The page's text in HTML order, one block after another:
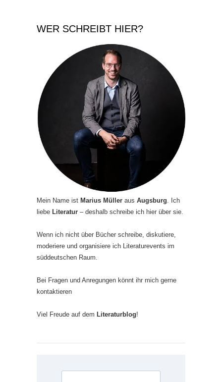
WER SCHREIBT HIER?
Mein Name ist Marius Müller aus Augsburg . Ich
liebe Literatur – deshalb schreibe ich hier über sie.
Wenn ich nicht über Bücher schreibe, diskutiere,
moderiere und organisiere ich Literaturevents im
süddeutschen Raum.
Bei Fragen und Anregungen könnt ihr mich gerne
kontaktieren
Viel Freude auf dem Literaturblog!